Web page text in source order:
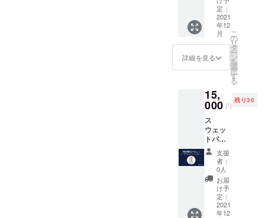
に支援
してい
ただい
た方の
名前 ※
支援
希望の
お名前
入くだ
さい。
（※ニッ
クネー
ム可）
ステル
【サイ
ズ】S,
M, L, XL
サイズ
●LOVL
UEから
メッ
セージ
付きの
ポスト
カード
●LOVL
UEオ
フィ
シャル
サイト
オンス
と非常
に重
く、
10°Cの
低温で
も暖か
す。 ✔︎
シュリ
ンクフ
リー
（縮ま
ない）
【素
材】
コット
ン98％ /
ポリエ
ステル
【サイ
定：
2021
年12
月
詳細を見る
こ
の
リ
タ
ー
ン
を
選
択
す
る
15,
000 円
残り30
ス
ウェッ
トパン
ツ
[Ash] ✔︎
ユニ
セック
オンス
と非常
に重
支援
者：
0人
お届
け予
定：
2021
年12